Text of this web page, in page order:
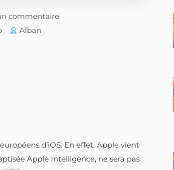
commentaire
Alban
d’iOS. En effet, Apple vient
Apple Intelligence, ne sera pas